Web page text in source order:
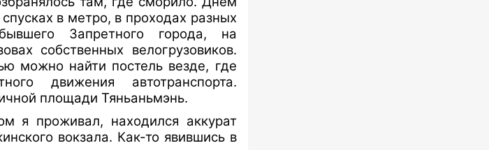
в метро, в проходах разных
Запретного города, на
собственных велогрузовиков.
можно найти постель везде, где
движения автотранспорта.
площади Тяньаньмэнь.
я проживал, находился аккурат
вокзала. Как-то явившись в